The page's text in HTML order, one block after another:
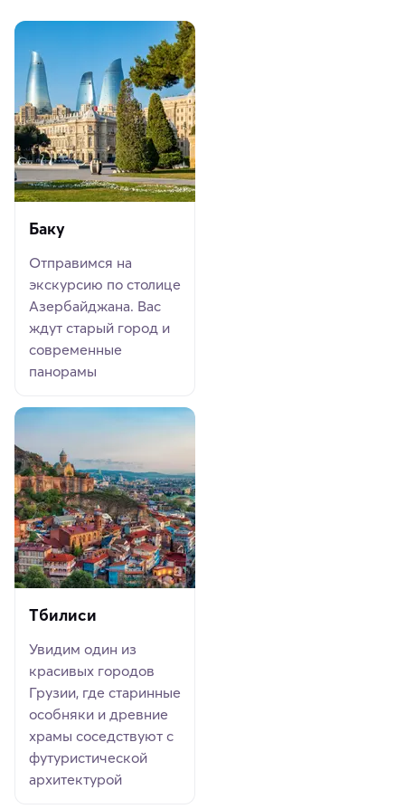
Баку
Отправимся на
экскурсию по столице
Азербайджана. Вас
ждут старый город и
современные
панорамы
Тбилиси
Увидим один из
красивых городов
Грузии, где старинные
особняки и древние
храмы соседствуют с
футуристической
архитектурой